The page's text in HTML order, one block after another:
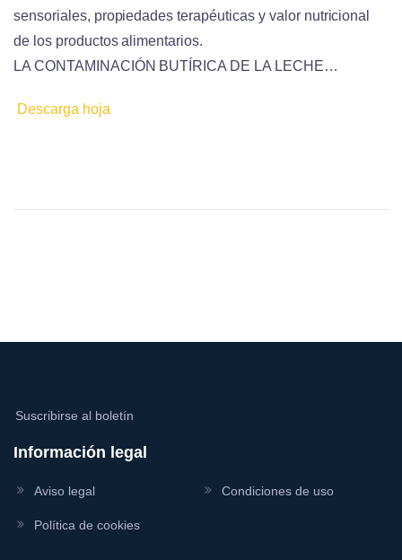
sensoriales, propiedades terapéuticas y valor nutricional
de los productos alimentarios.
LA CONTAMINACIÓN BUTÍRICA DE LA LECHE…
Descarga hoja
Suscribirse al boletín
Información legal
Aviso legal Condiciones de uso
Política de cookies